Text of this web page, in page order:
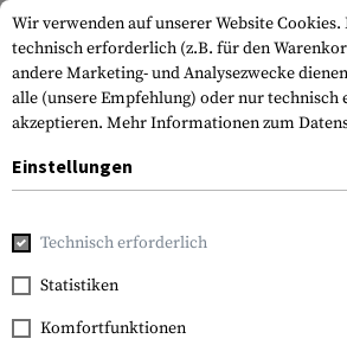
Home Outdoor & Survival
FILTER
Wir verwenden auf unserer Website Cookies.
technisch erforderlich (z.B. für den
andere Marketing- und Analysezwecke
alle (unsere Empfehlung) oder nur
akzeptieren. Mehr Informationen zum
Einstellungen
Technisch erforderlich
Statistiken
Komfortfunktionen